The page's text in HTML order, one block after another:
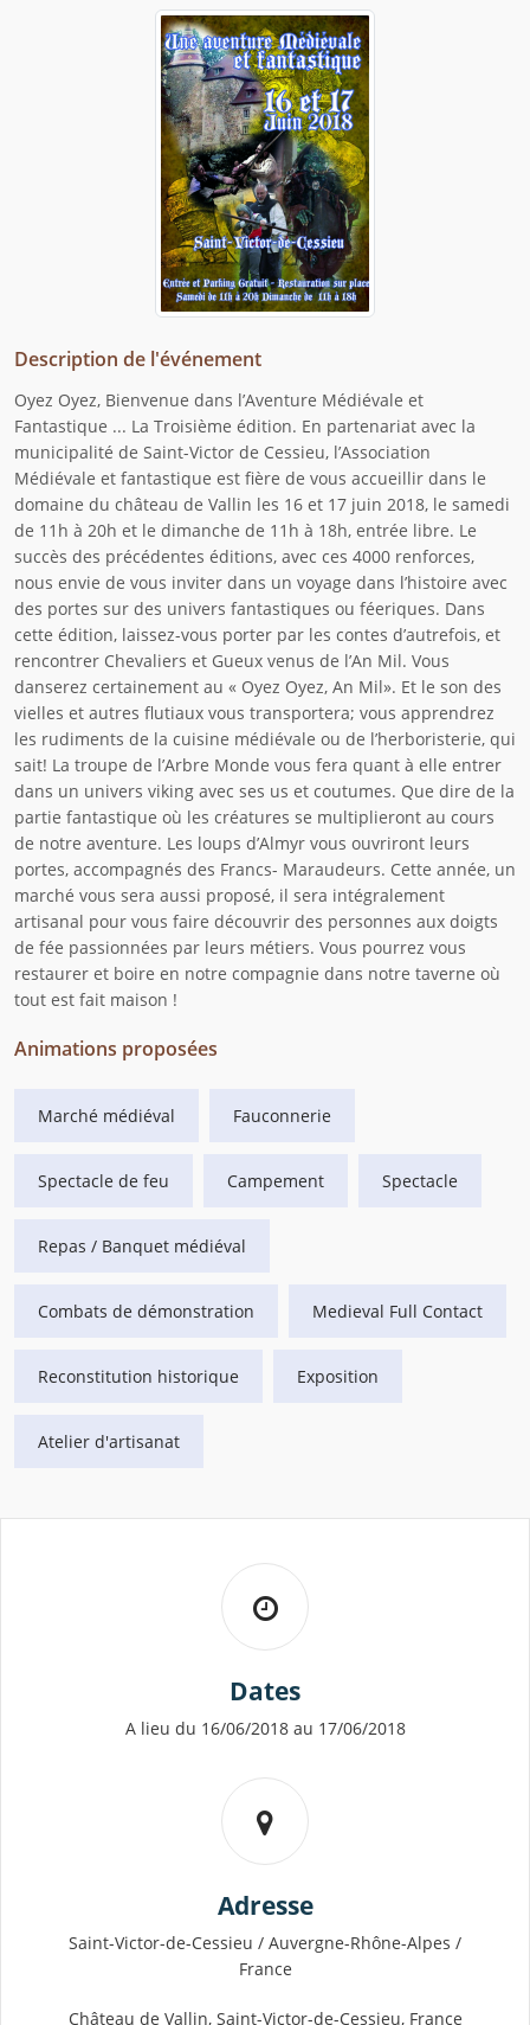
Description de l'événement
Oyez Oyez, Bienvenue dans l’Aventure Médiévale et
Fantastique ... La Troisième édition. En partenariat avec la
municipalité de Saint-Victor de Cessieu, l’Association
Médiévale et fantastique est fière de vous accueillir dans le
domaine du château de Vallin les 16 et 17 juin 2018, le samedi
de 11h à 20h et le dimanche de 11h à 18h, entrée libre. Le
succès des précédentes éditions, avec ces 4000 renforces,
nous envie de vous inviter dans un voyage dans l’histoire avec
des portes sur des univers fantastiques ou féeriques. Dans
cette édition, laissez-vous porter par les contes d’autrefois, et
rencontrer Chevaliers et Gueux venus de l’An Mil. Vous
danserez certainement au « Oyez Oyez, An Mil». Et le son des
vielles et autres flutiaux vous transportera; vous apprendrez
les rudiments de la cuisine médiévale ou de l’herboristerie, qui
sait! La troupe de l’Arbre Monde vous fera quant à elle entrer
dans un univers viking avec ses us et coutumes. Que dire de la
partie fantastique où les créatures se multiplieront au cours
de notre aventure. Les loups d’Almyr vous ouvriront leurs
portes, accompagnés des Francs- Maraudeurs. Cette année, un
marché vous sera aussi proposé, il sera intégralement
artisanal pour vous faire découvrir des personnes aux doigts
de fée passionnées par leurs métiers. Vous pourrez vous
restaurer et boire en notre compagnie dans notre taverne où
tout est fait maison !
Animations proposées
Marché médiéval Fauconnerie
Spectacle de feu Campement Spectacle
Repas / Banquet médiéval
Combats de démonstration Medieval Full Contact
Reconstitution historique Exposition
Atelier d'artisanat
Dates
A lieu du 16/06/2018 au 17/06/2018
Adresse
Saint-Victor-de-Cessieu / Auvergne-Rhône-Alpes /
France
Château de Vallin, Saint-Victor-de-Cessieu, France